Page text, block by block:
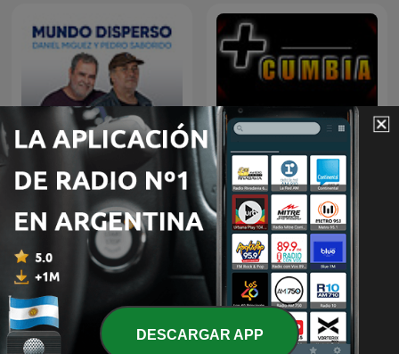
Mundo Disperso Más Cumbia
DESCARGAR APP